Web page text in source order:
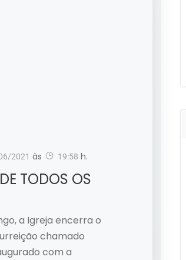
2021 às 19:58 h.
TODOS OS
a Igreja encerra o
chamado
com a